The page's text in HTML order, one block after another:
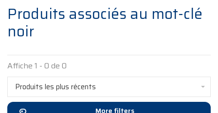
Produits associés au mot-clé
noir
Affiche 1 - 0 de 0
Produits les plus récents
More filters